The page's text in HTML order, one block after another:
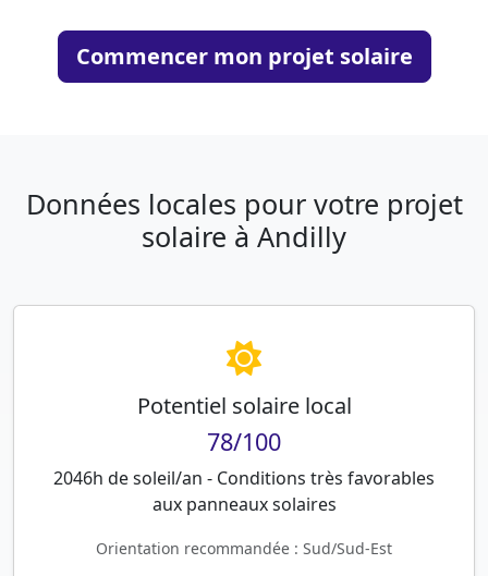
Commencer mon projet solaire
Données locales pour votre projet
solaire à Andilly
Potentiel solaire local
78/100
2046h de soleil/an - Conditions très favorables
aux panneaux solaires
Orientation recommandée : Sud/Sud-Est